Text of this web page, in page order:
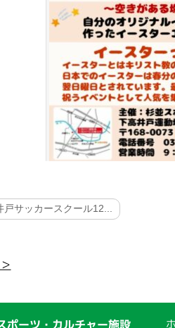
サッカースクール12...
ポーツ・カルチャー施設